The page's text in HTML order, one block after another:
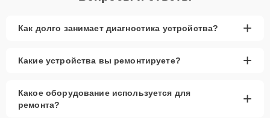
Как долго занимает диагностика устройства? +
Какие устройства вы ремонтируете? +
Какое оборудование используется для
ремонта?
+